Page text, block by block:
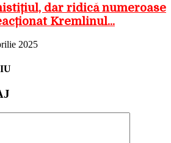
dar ridică numeroase
Kremlinul...
2025